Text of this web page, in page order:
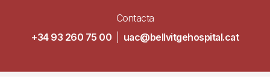
Contacta
+34 93 260 75 00
uac@bellvitgehospital.cat